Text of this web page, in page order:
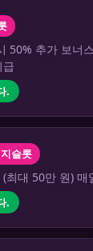
50% 추가 보너
.
슬롯
최대 50만 원)
.